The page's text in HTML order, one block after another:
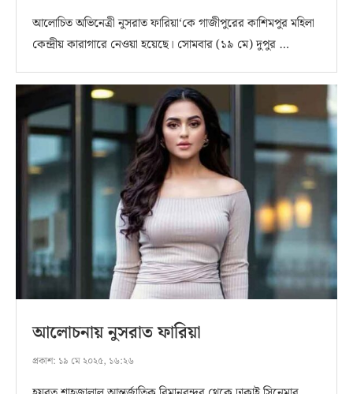
আলোচিত অভিনেত্রী নুসরাত ফারিয়া‘কে গাজীপুরের কাশিমপুর মহিলা
কেন্দ্রীয় কারাগারে নেওয়া হয়েছে। সোমবার (১৯ মে) দুপুর …
আলোচনায় নুসরাত ফারিয়া
প্রকাশ: ১৯ মে ২০২৫, ১৬:২৬